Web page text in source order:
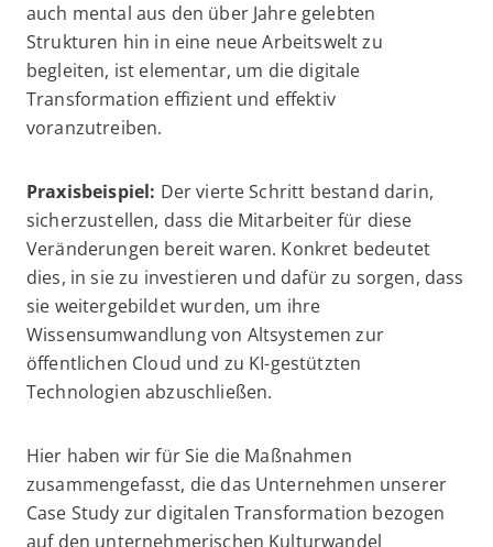
auch mental aus den über Jahre gelebten
Strukturen hin in eine neue Arbeitswelt zu
begleiten, ist elementar, um die digitale
Transformation effizient und effektiv
voranzutreiben.
Praxisbeispiel: Der vierte Schritt bestand darin,
sicherzustellen, dass die Mitarbeiter für diese
Veränderungen bereit waren. Konkret bedeutet
dies, in sie zu investieren und dafür zu sorgen, dass
sie weitergebildet wurden, um ihre
Wissensumwandlung von Altsystemen zur
öffentlichen Cloud und zu KI-gestützten
Technologien abzuschließen.
Hier haben wir für Sie die Maßnahmen
zusammengefasst, die das Unternehmen unserer
Case Study zur digitalen Transformation bezogen
auf den unternehmerischen Kulturwandel